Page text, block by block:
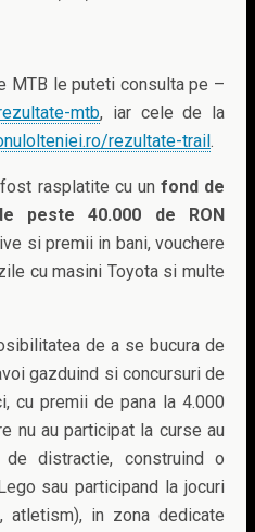
MTB le puteti consulta pe –
mtb, iar cele de la
rezultate-trail.
rasplatite cu un fond de
peste 40.000 de RON
si premii in bani, vouchere
cu masini Toyota si multe
de a se bucura de
gazduind si concursuri de
cu premii de pana la 4.000
nu au participat la curse au
distractie, construind o
sau participand la jocuri
atletism), in zona dedicate